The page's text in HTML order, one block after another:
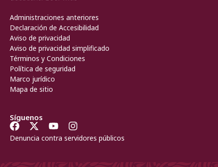
Administraciones anteriores
Declaración de Accesibilidad
Aviso de privacidad
Aviso de privacidad simplificado
Términos y Condiciones
Política de seguridad
Marco jurídico
Mapa de sitio
Síguenos
Denuncia contra servidores públicos